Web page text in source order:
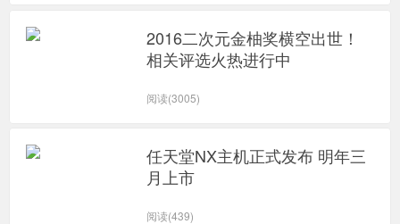
2016二次元金柚奖横空出世！
相关评选火热进行中
阅读(3005)
任天堂NX主机正式发布 明年三
月上市
阅读(439)